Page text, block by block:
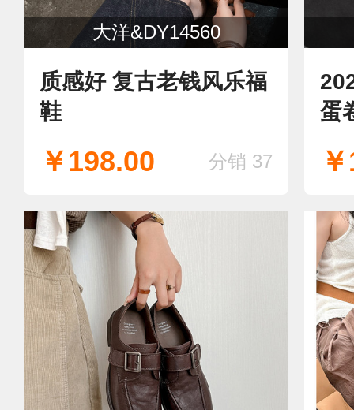
大洋&DY14560
质感好 复古老钱风乐福
鞋
￥198.00 分销 37
蛋